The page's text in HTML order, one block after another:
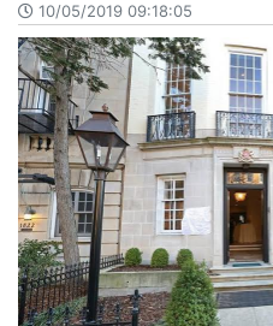
10/05/2019 09:18:05